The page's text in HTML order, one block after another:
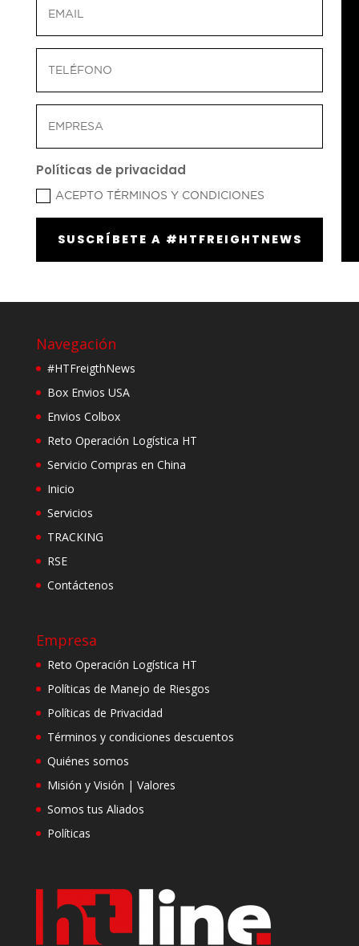
Políticas de privacidad
ACEPTO TÉRMINOS Y CONDICIONES
SUSCRÍBETE A #HTFREIGHTNEWS
Navegación
#HTFreigthNews
Box Envios USA
Envios Colbox
Reto Operación Logística HT
Servicio Compras en China
Inicio
Servicios
TRACKING
RSE
Contáctenos
Empresa
Reto Operación Logística HT
Políticas de Manejo de Riesgos
Políticas de Privacidad
Términos y condiciones descuentos
Quiénes somos
Misión y Visión | Valores
Somos tus Aliados
Políticas